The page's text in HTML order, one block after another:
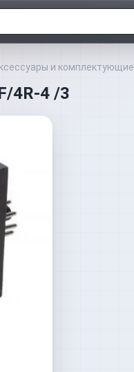
и комплектующие
4R-4 /3